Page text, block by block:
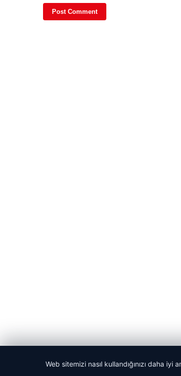
Web sitemizi nasıl kullandığınızı daha